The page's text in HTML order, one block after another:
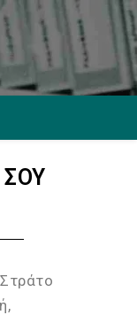
ΣΟΥ